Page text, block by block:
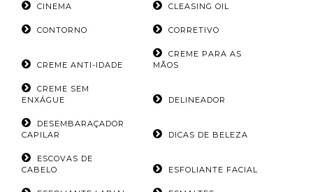
CINEMA CLEASING OIL
CONTORNO CORRETIVO
CREME ANTI-IDADE
CREME PARA AS
MÃOS
CREME SEM
ENXÁGUE
DELINEADOR
DESEMBARAÇADOR
CAPILAR
DICAS DE BELEZA
ESCOVAS DE
CABELO
ESFOLIANTE FACIAL